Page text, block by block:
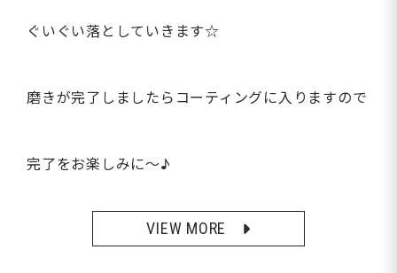
ぐいぐい落としていきます☆
磨きが完了しましたらコーティングに入りますので
完了をお楽しみに～♪
VIEW MORE